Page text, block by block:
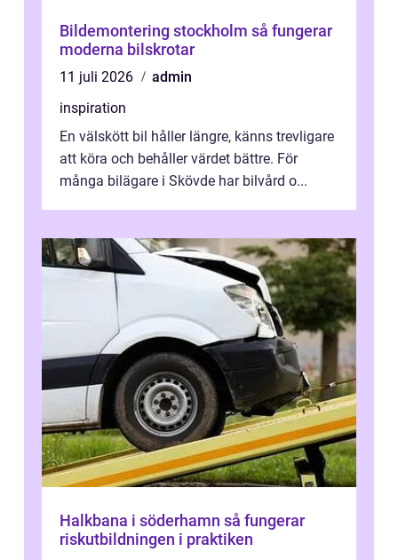
Bildemontering stockholm så fungerar
moderna bilskrotar
11 juli 2026
admin
inspiration
En välskött bil håller längre, känns trevligare
att köra och behåller värdet bättre. För
många bilägare i Skövde har bilvård o...
Halkbana i söderhamn så fungerar
riskutbildningen i praktiken